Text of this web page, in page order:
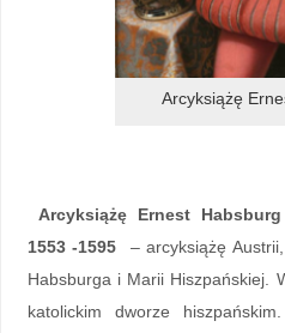
Arcyksiążę
Arcyksiążę Ernest
1553 -1595 – arcyksiążę
Habsburga i Marii Hiszpańskiej.
katolickim dworze